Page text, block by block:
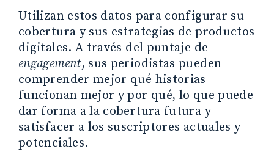
Utilizan estos datos para configurar su
cobertura y sus estrategias de productos
digitales. A través del puntaje de
engagement, sus periodistas pueden
comprender mejor qué historias
funcionan mejor y por qué, lo que puede
dar forma a la cobertura futura y
satisfacer a los suscriptores actuales y
potenciales.